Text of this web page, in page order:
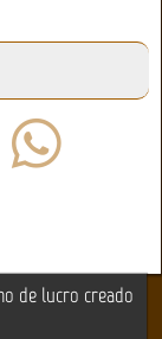
de lucro creado